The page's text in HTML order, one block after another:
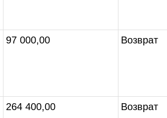
97 000,00 Возврат
264 400,00 Возврат